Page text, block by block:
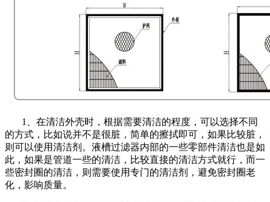
1、在清洁外壳时，根据需要清洁的程度，可以选择不同
的方式，比如说并不是很脏，简单的擦拭即可，如果比较脏，
则可以使用清洁剂。液槽过滤器内部的一些零部件清洁也是如
此，如果是管道一些的清洁，比较直接的清洁方式就行，而一
些密封圈的清洁，则需要使用专门的清洁剂，避免密封圈老
化，影响质量。